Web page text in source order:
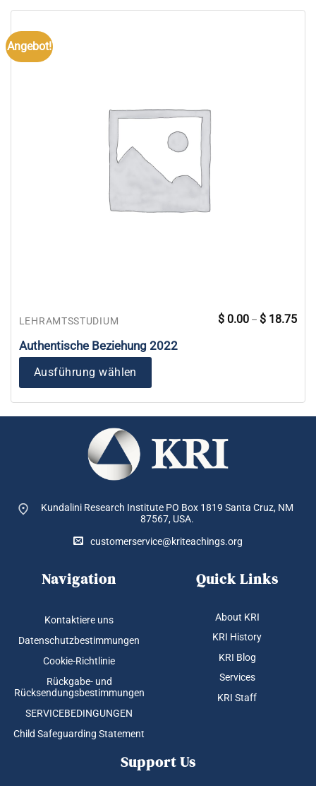
Angebot!
LEHRAMTSSTUDIUM
Authentische Beziehung 2022
$ 0.00 – $ 18.75$
Ausführung wählen
Dieses
weist
mehrere
Varianten
auf.
Die
werdenKundalini Research Institute PO Box 1819 Santa Cruz, NM
87567, USA.
customerservice@kriteachings.org
Navigation
Kontaktiere uns
Datenschutzbestimmungen
Cookie-Richtlinie
Rückgabe- und
Rücksendungsbestimmungen
SERVICEBEDINGUNGEN
Child Safeguarding Statement
Quick Links
About KRI
KRI History
KRI Blog
Services
KRI Staff
Support Us